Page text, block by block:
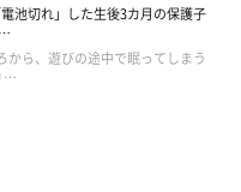
池切れ」した生後3カ月の保護子
から、遊びの途中で眠ってしまう
…